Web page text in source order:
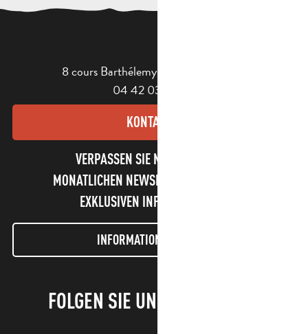
8 cours Barthélemy - 13400 Aubagne
04 42 03 49 98
KONTAKT
VERPASSEN SIE NICHT UNSEREN
MONATLICHEN NEWSLETTER UND UNSERE
EXKLUSIVEN INFORMATIONEN!
INFORMATIONEN LETTER
FOLGEN SIE UNS!